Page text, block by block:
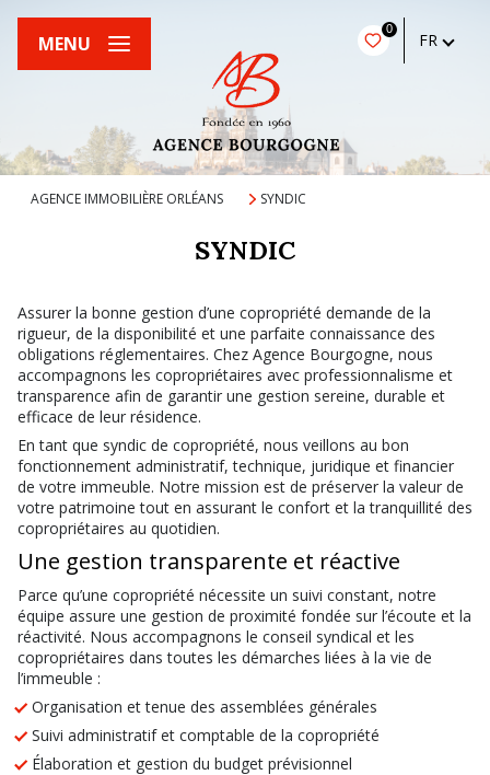
0
FR
MENU
AGENCE IMMOBILIÈRE ORLÉANS SYNDIC
SYNDIC
Assurer la bonne gestion d’une copropriété demande de la
rigueur, de la disponibilité et une parfaite connaissance des
obligations réglementaires. Chez Agence Bourgogne, nous
accompagnons les copropriétaires avec professionnalisme et
transparence afin de garantir une gestion sereine, durable et
efficace de leur résidence.
En tant que syndic de copropriété, nous veillons au bon
fonctionnement administratif, technique, juridique et financier
de votre immeuble. Notre mission est de préserver la valeur de
votre patrimoine tout en assurant le confort et la tranquillité des
copropriétaires au quotidien.
Une gestion transparente et réactive
Parce qu’une copropriété nécessite un suivi constant, notre
équipe assure une gestion de proximité fondée sur l’écoute et la
réactivité. Nous accompagnons le conseil syndical et les
copropriétaires dans toutes les démarches liées à la vie de
l’immeuble :
Organisation et tenue des assemblées générales
Suivi administratif et comptable de la copropriété
Élaboration et gestion du budget prévisionnel